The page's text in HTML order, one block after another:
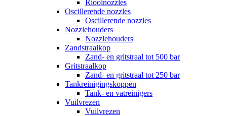
Rioolnozzles
Oscillerende nozzles
Oscillerende nozzles
Nozzlehouders
Nozzlehouders
Zandstraalkop
Zand- en gritstraal tot 500 bar
Gritstraalkop
Zand- en gritstraal tot 250 bar
Tankreinigingskoppen
Tank- en vatreinigers
Vuilvrezen
Vuilvrezen